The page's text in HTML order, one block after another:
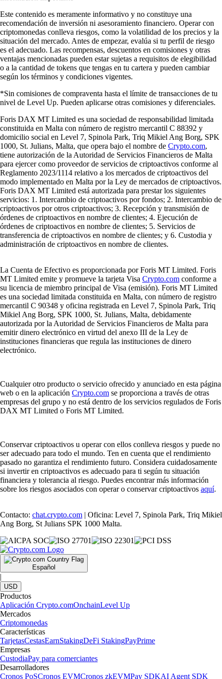
Este contenido es meramente informativo y no constituye una
recomendación de inversión ni asesoramiento financiero. Operar con
criptomonedas conlleva riesgos, como la volatilidad de los precios y la
situación del mercado. Antes de empezar, evalúa si tu perfil de riesgo
es el adecuado. Las recompensas, descuentos en comisiones y otras
ventajas mencionadas pueden estar sujetas a requisitos de elegibilidad
o a la cantidad de tokens que tengas en tu cartera y pueden cambiar
según los términos y condiciones vigentes.
*Sin comisiones de compraventa hasta el límite de transacciones de tu
nivel de Level Up. Pueden aplicarse otras comisiones y diferenciales.
Foris DAX MT Limited es una sociedad de responsabilidad limitada
constituida en Malta con número de registro mercantil C 88392 y
domicilio social en Level 7, Spinola Park, Triq Mikiel Ang Borg, SPK
1000, St. Julians, Malta, que opera bajo el nombre de Crypto.com,
tiene autorización de la Autoridad de Servicios Financieros de Malta
para ejercer como proveedor de servicios de criptoactivos conforme al
Reglamento 2023/1114 relativo a los mercados de criptoactivos del
modo implementado en Malta por la Ley de mercados de criptoactivos.
Foris DAX MT Limited está autorizada para prestar los siguientes
servicios: 1. Intercambio de criptoactivos por fondos; 2. Intercambio de
criptoactivos por otros criptoactivos; 3. Recepción y transmisión de
órdenes de criptoactivos en nombre de clientes; 4. Ejecución de
órdenes de criptoactivos en nombre de clientes; 5. Servicios de
transferencia de criptoactivos en nombre de clientes; y 6. Custodia y
administración de criptoactivos en nombre de clientes.
La Cuenta de Efectivo es proporcionada por Foris MT Limited. Foris
MT Limited emite y promueve la tarjeta Visa Crypto.com conforme a
su licencia de miembro principal de Visa (emisión). Foris MT Limited
es una sociedad limitada constituida en Malta, con número de registro
mercantil C 90348 y oficina registrada en Level 7, Spinola Park, Triq
Mikiel Ang Borg, SPK 1000, St. Julians, Malta, debidamente
autorizada por la Autoridad de Servicios Financieros de Malta para
emitir dinero electrónico en virtud del anexo III de la Ley de
instituciones financieras que regula las instituciones de dinero
electrónico.
Cualquier otro producto o servicio ofrecido y anunciado en esta página
web o en la aplicación Crypto.com se proporciona a través de otras
empresas del grupo y no está dentro de los servicios regulados de Foris
DAX MT Limited o Foris MT Limited.
Conservar criptoactivos u operar con ellos conlleva riesgos y puede no
ser adecuado para todo el mundo. Ten en cuenta que el rendimiento
pasado no garantiza el rendimiento futuro. Considera cuidadosamente
si invertir en criptoactivos es adecuado para ti según tu situación
financiera y tolerancia al riesgo. Puedes encontrar más información
sobre los riesgos asociados con operar o conservar criptoactivos aquí.
Contacto: chat.crypto.com | Oficina: Level 7, Spinola Park, Triq Mikiel
Ang Borg, St Julians SPK 1000 Malta.
Español
|
USD
Productos
Aplicación Crypto.comOnchainLevel Up
Mercados
Criptomonedas
Características
TarjetasCestasEarnStakingDeFi StakingPayPrime
Empresas
CustodiaPay para comerciantes
Desarrolladores
Cronos PoSCronos EVMCronos zkEVMPay SDKAI Agent SDK